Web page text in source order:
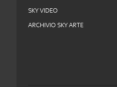
SKY VIDEO
ARCHIVIO SKY ARTE